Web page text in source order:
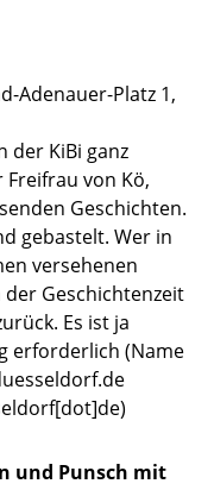
Adenauer-Platz 1,
der KiBi ganz
von Kö,
Geschichten.
gebastelt. Wer in
versehenen
Geschichtenzeit
Es ist ja
erforderlich (Name
und Punsch mit